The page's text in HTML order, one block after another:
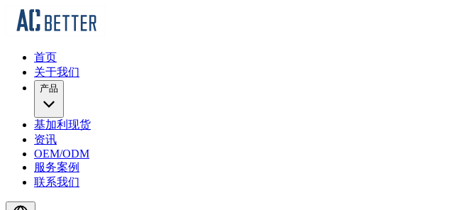
首页
关于我们
产品
基加利现货
资讯
OEM/ODM
服务案例
联系我们